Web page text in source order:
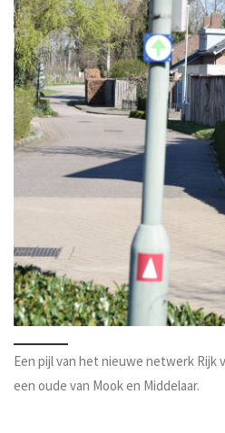
Een pijl van het nieuwe netwerk Rijk
een oude van Mook en Middelaar.